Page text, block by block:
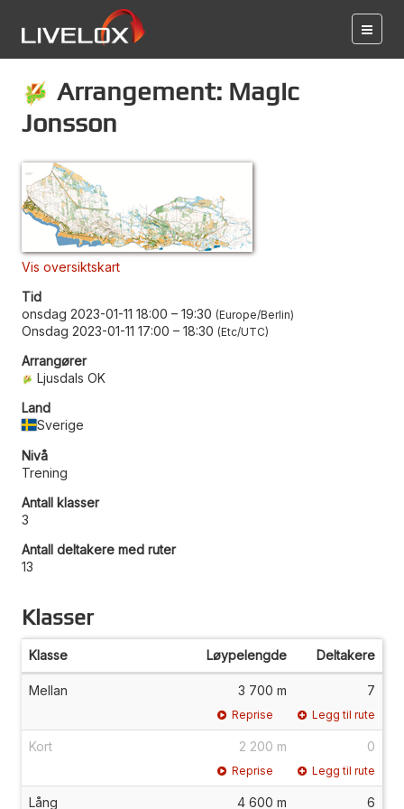
Arrangement: Magic
Jonsson
Vis oversiktskart
Tid
onsdag 2023-01-11 18:00 – 19:30 Europe/Berlin
Onsdag 2023-01-11 17:00 – 18:30 Etc/UTC
Arrangører
Ljusdals OK
Land
Sverige
Nivå
Trening
Antall klasser
3
Antall deltakere med ruter
13
Klasser
Klasse Løypelengde Deltakere
Mellan 3 700 m 7
Reprise Legg til rute
Kort 2 200 m 0
Reprise Legg til rute
Lång 4 600 m 6